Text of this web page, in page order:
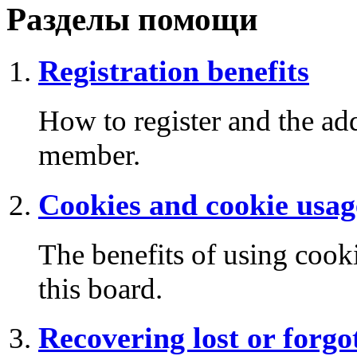
Разделы помощи
Registration benefits
How to register and the
member.
Cookies and cookie
The benefits of using
this board.
Recovering lost or